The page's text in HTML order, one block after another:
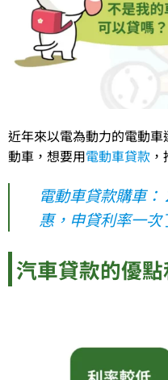
近年來以電為動力的電動
動車，想要用電動車貸款
電動車貸款購車
惠，申貸利率一次
汽車貸款的優